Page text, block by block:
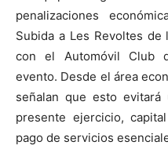
penalizaciones
Subida a Les Revoltes
con el Automóvil Club
evento. Desde el área
señalan que esto
presente ejercicio,
pago de servicios